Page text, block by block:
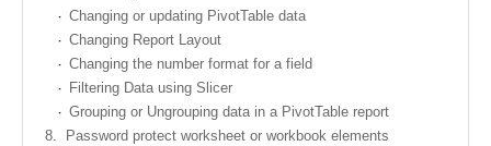
Changing or updating PivotTable data
Changing Report Layout
Changing the number format for a field
Filtering Data using Slicer
Grouping or Ungrouping data in a PivotTable report
8.
Password protect worksheet or workbook elements